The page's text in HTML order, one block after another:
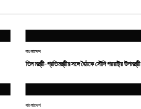
বাংলাদেশ
তিন মন্ত্রী-প্রতিমন্ত্রীর সঙ্গে বৈঠকে সৌদি পররাষ্ট্র উপমন্ত্রী
বাংলাদেশ